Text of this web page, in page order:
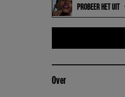
PROBEER HET UIT
Over